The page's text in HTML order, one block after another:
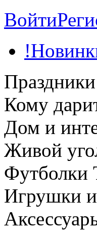
Войти
Праздники
Кому
Дом и
Живой
Футболки
Игрушки